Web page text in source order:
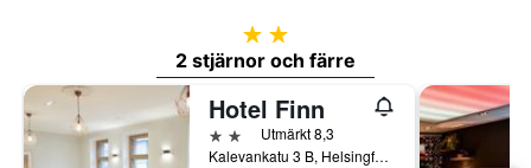
2 stjärnor
2 stjärnor och färre
Hotel Finn
2 stjärnorUtmärkt 8,3
Kalevankatu 3 B, Helsingfors, Nyland, Finland